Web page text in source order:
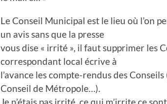
Le Conseil Municipal est le lieu où l’on
un avis sans que la presse
vous dise « irrité », il faut supprimer les
correspondant local écrive à
l’avance les compte-rendus des
Conseil de Métropole…).